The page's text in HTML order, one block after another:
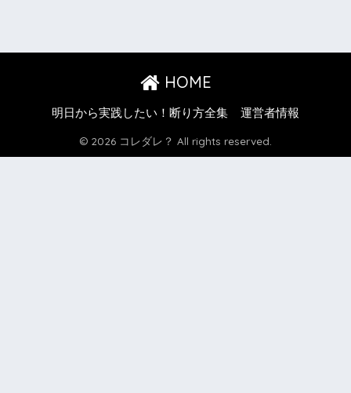
HOME
明日から実践したい！断り方全集 運営者情報
© 2026 コレダレ？ All rights reserved.